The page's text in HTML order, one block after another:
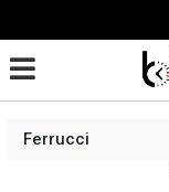
Ferrucci